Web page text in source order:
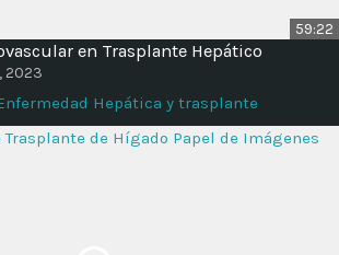
59:22
en Trasplante Hepático
2023
Hepática y trasplante